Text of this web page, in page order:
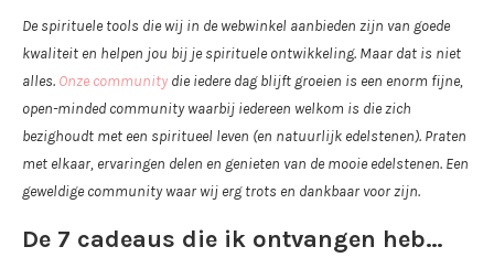
De spirituele tools die wij in de webwinkel aanbieden zijn van goede
kwaliteit en helpen jou bij je spirituele ontwikkeling. Maar dat is niet
alles. Onze community die iedere dag blijft groeien is een enorm fijne,
open-minded community waarbij iedereen welkom is die zich
bezighoudt met een spiritueel leven (en natuurlijk edelstenen). Praten
met elkaar, ervaringen delen en genieten van de mooie edelstenen. Een
geweldige community waar wij erg trots en dankbaar voor zijn.
De 7 cadeaus die ik ontvangen heb…